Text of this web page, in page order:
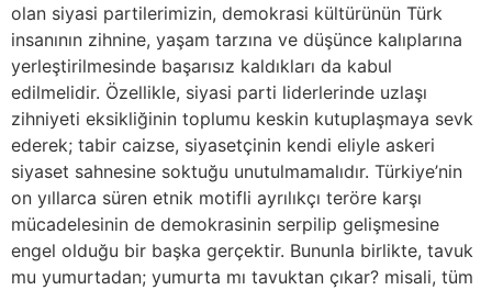
olan siyasi partilerimizin, demokrasi kültürünün Türk
insanının zihnine, yaşam tarzına ve düşünce kalıplarına
yerleştirilmesinde başarısız kaldıkları da kabul
edilmelidir. Özellikle, siyasi parti liderlerinde uzlaşı
zihniyeti eksikliğinin toplumu keskin kutuplaşmaya sevk
ederek; tabir caizse, siyasetçinin kendi eliyle askeri
siyaset sahnesine soktuğu unutulmamalıdır. Türkiye’nin
on yıllarca süren etnik motifli ayrılıkçı teröre karşı
mücadelesinin de demokrasinin serpilip gelişmesine
engel olduğu bir başka gerçektir. Bununla birlikte, tavuk
mu yumurtadan; yumurta mı tavuktan çıkar? misali, tüm